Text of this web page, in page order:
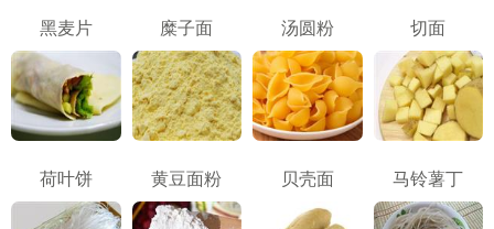
黑麦片 糜子面 汤圆粉 切面
荷叶饼 黄豆面粉 贝壳面 马铃薯丁